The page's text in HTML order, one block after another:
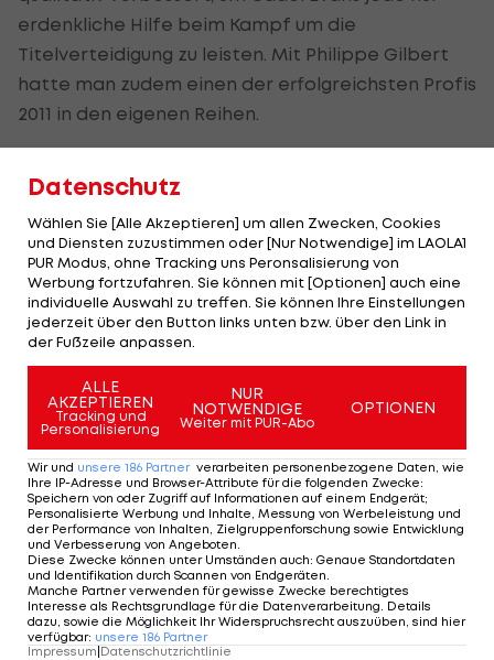
erdenkliche Hilfe beim Kampf um die
Titelverteidigung zu leisten. Mit Philippe Gilbert
hatte man zudem einen der erfolgreichsten Profis
2011 in den eigenen Reihen.
auch nicht jene von Gilbert. Der Australier konnte
nur eine Hälfte Schritt halten mit der
übermächtigen Konkurrenz, der Belgier verpasste
einen Etappensieg klar. Lichtblick bei BMC war
zweifellos Tejay van Garderen, der nicht nur
Gesamt-Fünfter wurde, sondern auch noch das
Weiße Trikot des besten Nachwuchsprofis
abstaubte.
Zeugnis: Genügend!
Ziele: Rein Taaramae nahm die 99. Tour als Favorit
auf den Gewinn des Nachwuchstrikots in Angriff,
während Samuel Dumoulin und David Moncoutie
einem weiteren Etappensieg nachjagen wollten.
Datenschutz
Wählen Sie [Alle Akzeptieren] um allen Zwecken, Cookies
und Diensten zuzustimmen oder [Nur Notwendige] im LAOLA1
PUR Modus, ohne Tracking uns Peronsalisierung von
Werbung fortzufahren. Sie können mit [Optionen] auch eine
individuelle Auswahl zu treffen. Sie können Ihre Einstellungen
jederzeit über den Button links unten bzw. über den Link in
der Fußzeile anpassen.
ALLE
AKZEPTIEREN
Tracking und
Personalisierung
NUR
NOTWENDIGE
Weiter mit PUR-Abo
OPTIONEN
Wir und unsere 186 Partner verarbeiten personenbezogene Daten, wie
Ihre IP-Adresse und Browser-Attribute für die folgenden Zwecke:
Speichern von oder Zugriff auf Informationen auf einem Endgerät;
Personalisierte Werbung und Inhalte, Messung von Werbeleistung und
der Performance von Inhalten, Zielgruppenforschung sowie Entwicklung
und Verbesserung von Angeboten
Diese Zwecke können unter Umständen auch: Genaue Standortdaten
und Identifikation durch Scannen von Endgeräten
Manche Partner verwenden für gewisse Zwecke berechtigtes
Interesse als Rechtsgrundlage für die Datenverarbeitung. Details
dazu, sowie die Möglichkeit Ihr Widerspruchsrecht auszuüben, sind hier
verfügbar: unsere 186 Partner
Impressum|Datenschutzrichtlinie